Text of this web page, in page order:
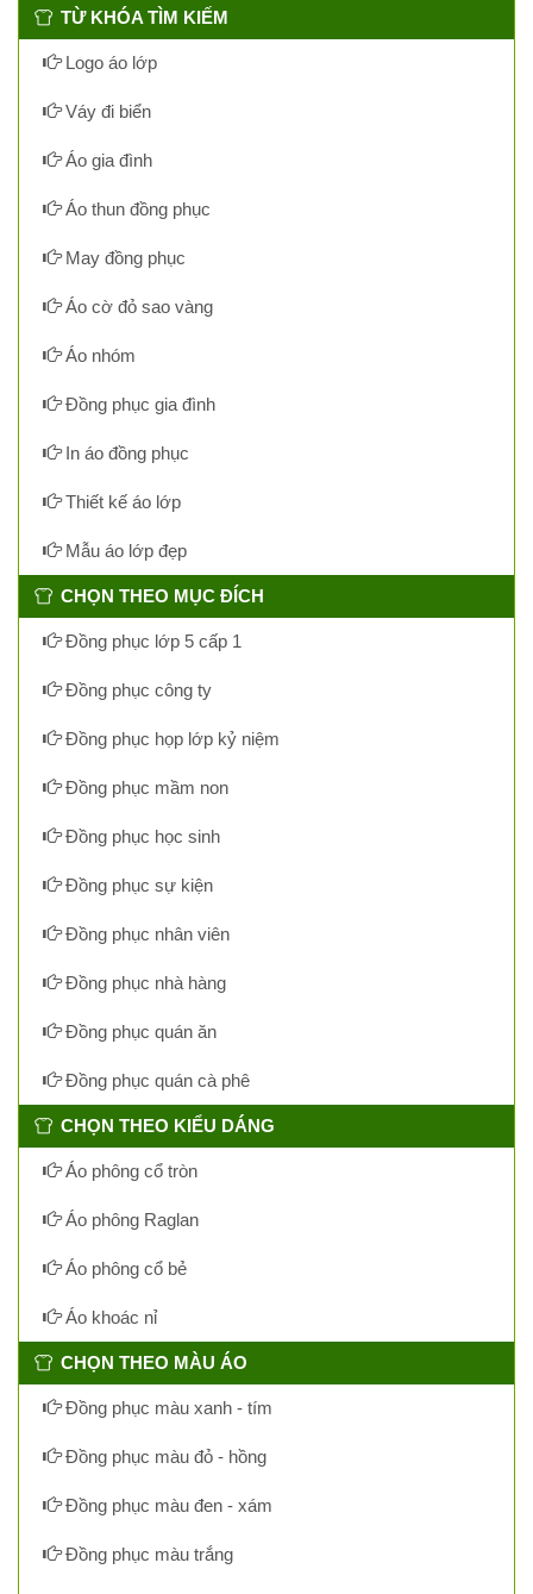
TỪ KHÓA TÌM KIẾM
Logo áo lớp
Váy đi biển
Áo gia đình
Áo thun đồng phục
May đồng phục
Áo cờ đỏ sao vàng
Áo nhóm
Đồng phục gia đình
In áo đồng phục
Thiết kế áo lớp
Mẫu áo lớp đẹp
CHỌN THEO MỤC ĐÍCH
Đồng phục lớp 5 cấp 1
Đồng phục công ty
Đồng phục họp lớp kỷ niệm
Đồng phục mầm non
Đồng phục học sinh
Đồng phục sự kiện
Đồng phục nhân viên
Đồng phục nhà hàng
Đồng phục quán ăn
Đồng phục quán cà phê
CHỌN THEO KIỂU DÁNG
Áo phông cổ tròn
Áo phông Raglan
Áo phông cổ bẻ
Áo khoác nỉ
CHỌN THEO MÀU ÁO
Đồng phục màu xanh - tím
Đồng phục màu đỏ - hồng
Đồng phục màu đen - xám
Đồng phục màu trắng